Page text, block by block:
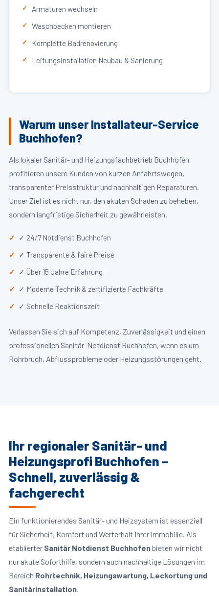
Armaturen wechseln
Waschbecken montieren
Komplette Badrenovierung
Leitungsinstallation Neubau & Sanierung
Warum unser Installateur-Service
Buchhofen?
Als lokaler Sanitär- und Heizungsfachbetrieb Buchhofen
profitieren unsere Kunden von kurzen Anfahrtswegen,
transparenter Preisstruktur und nachhaltigen Reparaturen.
Unser Ziel ist es nicht nur, den akuten Schaden zu beheben,
sondern langfristige Sicherheit zu gewährleisten.
✓ 24/7 Notdienst Buchhofen
✓ Transparente & faire Preise
✓ Über 15 Jahre Erfahrung
✓ Moderne Technik & zertifizierte Fachkräfte
✓ Schnelle Reaktionszeit
Verlassen Sie sich auf Kompetenz, Zuverlässigkeit und einen
professionellen Sanitär-Notdienst Buchhofen, wenn es um
Rohrbruch, Abflussprobleme oder Heizungsstörungen geht.
Ihr regionaler Sanitär- und
Heizungsprofi Buchhofen –
Schnell, zuverlässig &
fachgerecht
Ein funktionierendes Sanitär- und Heizsystem ist essenziell
für Sicherheit, Komfort und Werterhalt Ihrer Immobilie. Als
etablierter Sanitär Notdienst Buchhofenbieten wir nicht
nur akute Soforthilfe, sondern auch nachhaltige Lösungen im
Bereich Rohrtechnik, Heizungswartung, Leckortung und
Sanitärinstallation.